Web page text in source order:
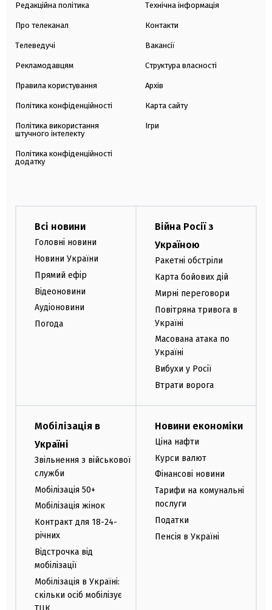
Редакційна політика
Про телеканал
Телеведучі
Рекламодавцям
Правила користування
Політика конфіденційності
Політика використання
штучного інтелекту
Політика конфіденційності
додатку
Технічна інформація
Контакти
Вакансії
Структура власності
Архів
Карта сайту
Ігри
Всі новини
Головні новини
Новини України
Прямий ефір
Відеоновини
Аудіоновини
Погода
Війна Росії з
Україною
Ракетні обстріли
Карта бойових дій
Мирні переговори
Повітряна тривога в
Україні
Масована атака по
Україні
Вибухи у Росії
Втрати ворога
Мобілізація в
Україні
Звільнення з військової
служби
Мобілізація 50+
Мобілізація жінок
Контракт для 18-24-
річних
Відстрочка від
мобілізації
Мобілізація в Україні:
скільки осіб мобілізує
Новини економіки
Ціна нафти
Курси валют
Фінансові новини
Тарифи на комунальні
послуги
Податки
Пенсія в Україні